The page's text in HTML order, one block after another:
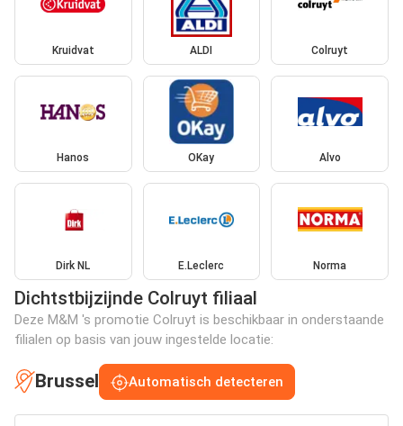
Kruidvat ALDI Colruyt
Hanos OKay Alvo
Dirk NL E.Leclerc Norma
Dichtstbijzijnde Colruyt filiaal
Deze M&M 's promotie Colruyt is beschikbaar in onderstaande
filialen op basis van jouw ingestelde locatie:
Brussel Automatisch detecteren